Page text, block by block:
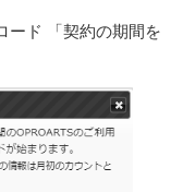
ード 「契約の期間を